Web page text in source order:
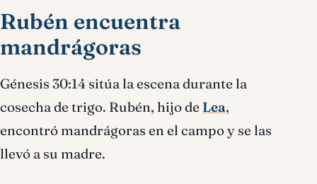
Rubén encuentra
mandrágoras
Génesis 30:14 sitúa la escena durante la
cosecha de trigo. Rubén, hijo de Lea,
encontró mandrágoras en el campo y se las
llevó a su madre.